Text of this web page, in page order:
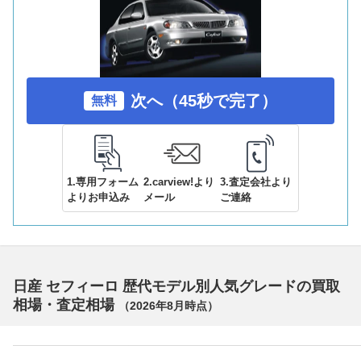
無料 次へ（45秒で完了）
1.専用フォーム
よりお申込み
2.carview!より
メール
3.査定会社より
ご連絡
日産 セフィーロ 歴代モデル別人気グレードの買取
相場・査定相場
（2026年8月 時点）